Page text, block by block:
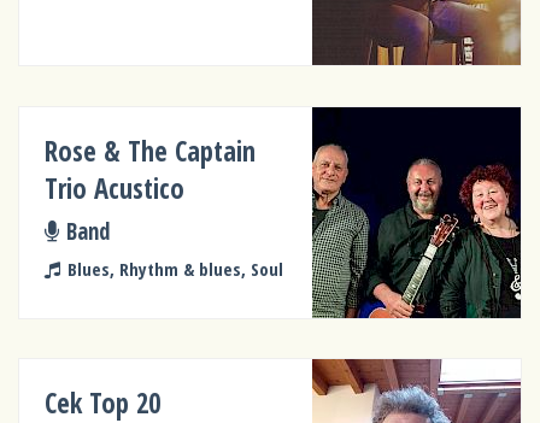
Rose & The Captain
Trio Acustico
Band
Blues, Rhythm & blues, Soul
Cek Top 20